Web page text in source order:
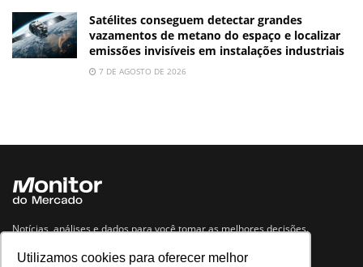
Utilizamos cookies para oferecer melhor
Satélites conseguem detectar grandes
vazamentos de metano do espaço e localizar
emissões invisíveis em instalações industriais
7 DE AGOSTO DE 2026
Notícias, análises e dados para você tomar as melhores decisões.
Navegue no site